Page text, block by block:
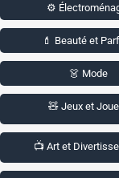
⚙️
💄 Beauté et
👗 Mode
🧸 Jeux et
📺 Art et